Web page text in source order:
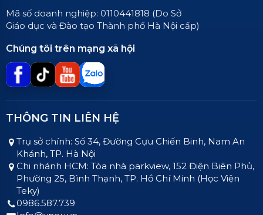
Mã số doanh nghiệp: 0110441818 (Do Sở
Giáo dục và Đào tạo Thành phố Hà Nội cấp)
Chúng tôi trên mạng xã hội
THÔNG TIN LIÊN HỆ
Trụ sở chính: Số 34, Đường Cựu Chiến Binh, Nam An
Khánh, TP. Hà Nội
Chi nhánh HCM: Tòa nhà parkview, 152 Điện Biên Phủ,
Phường 25, Bình Thạnh, TP. Hồ Chí Minh (Học Viện
Teky)
0986.587.739